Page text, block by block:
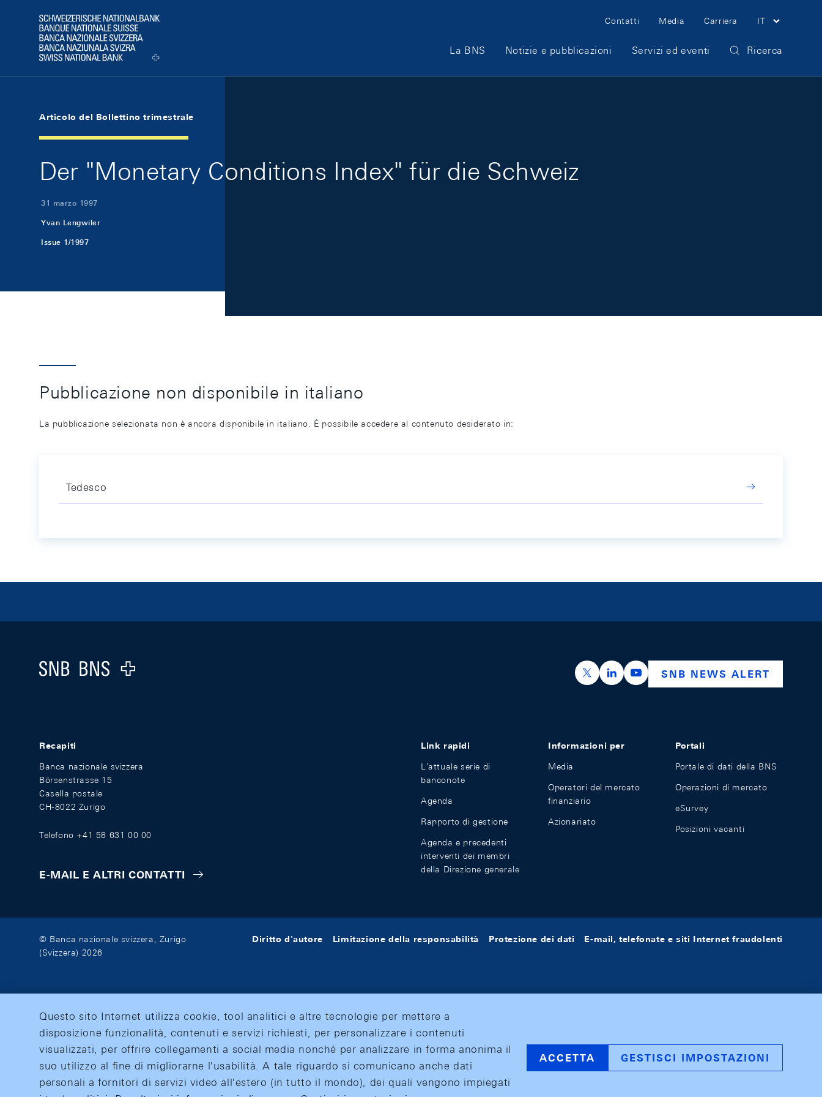
Logo
Meta Navigation
Contatti Media Carriera IT
Main Navigation
La BNS Notizie e pubblicazioni Servizi ed eventi Ricerca
Articolo del Bollettino trimestrale
Der "Monetary Conditions Index" für die Schweiz
31 marzo 1997
Yvan Lengwiler
Issue 1/1997
Pubblicazione non disponibile in italiano
La pubblicazione selezionata non è ancora disponibile in italiano. È possibile accedere al contenuto desiderato in:
Tedesco
Logo
https://x.com/snb_bns
https://ch.linkedin.com/company/swiss-
https://www.youtube.com/
SNB NEWS ALERT
Recapiti
Banca nazionale svizzera
Börsenstrasse 15
Casella postale
CH-8022 Zurigo
Telefono +41 58 631 00 00
E-MAIL E ALTRI CONTATTI
Link rapidi
L'attuale serie di
banconote
Agenda
Rapporto di gestione
Agenda e precedenti
interventi dei membri
della Direzione generale
Informazioni per
Media
Operatori del mercato
finanziario
Azionariato
Portali
Portale di dati della BNS
Operazioni di mercato
eSurvey
Posizioni vacanti
© Banca nazionale svizzera, Zurigo
(Svizzera) 2026
Diritto d'autore Limitazione della responsabilità Protezione dei dati E-mail, telefonate e siti Internet fraudolenti
Questo sito Internet utilizza cookie, tool analitici e altre tecnologie per mettere a
disposizione funzionalità, contenuti e servizi richiesti, per personalizzare i contenuti
visualizzati, per offrire collegamenti a social media nonché per analizzare in forma anonima il
suo utilizzo al fine di migliorarne l'usabilità. A tale riguardo si comunicano anche dati
personali a fornitori di servizi video all'estero (in tutto il mondo), dei quali vengono impiegati
ACCETTA GESTISCI IMPOSTAZIONI